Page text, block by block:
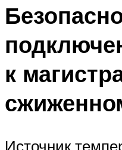
к
Источник